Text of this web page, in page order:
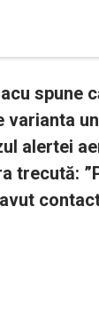
spune
varianta
alertei
trecută: